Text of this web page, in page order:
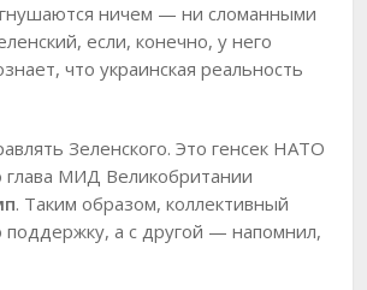
ничем — ни сломанными
если, конечно, у него
что украинская реальность
Зеленского. Это генсек НАТО
глава МИД Великобритании
. Таким образом, коллективный
а с другой — напомнил,